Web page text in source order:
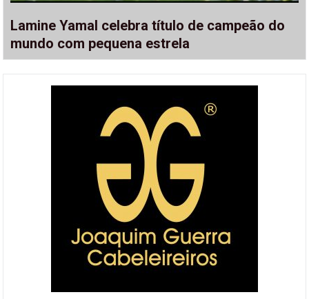
Lamine Yamal celebra título de campeão do
mundo com pequena estrela